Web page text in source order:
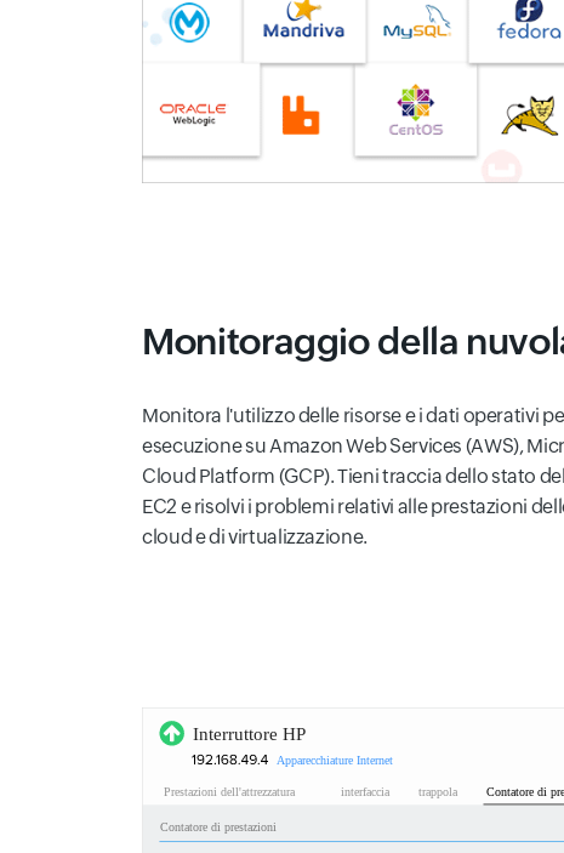
Monitoraggio della
Monitora l'utilizzo delle risorse e i dati operativi
esecuzione su Amazon Web Services (AWS),
Cloud Platform (GCP). Tieni traccia dello stato
EC2 e risolvi i problemi relativi alle prestazioni
cloud e di virtualizzazione.